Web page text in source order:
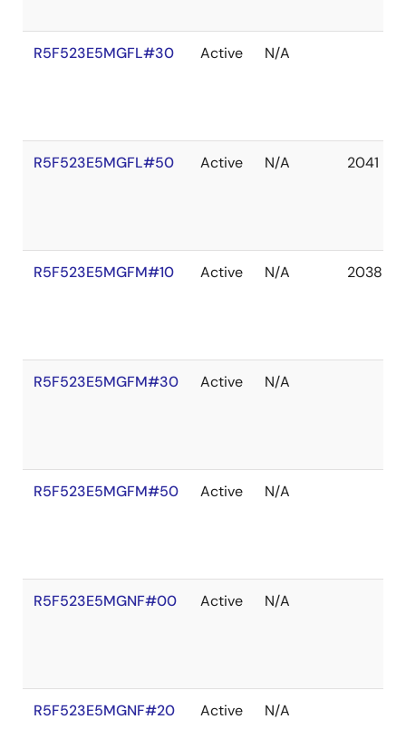
R5F523E5MGFL#30 Active N/A
R5F523E5MGFL#50 Active N/A 2041
R5F523E5MGFM#10 Active N/A 2038
R5F523E5MGFM#30 Active N/A
R5F523E5MGFM#50 Active N/A
R5F523E5MGNF#00 Active N/A
R5F523E5MGNF#20 Active N/A